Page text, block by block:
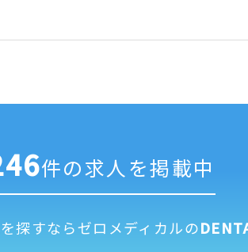
件の求人を掲載中
探すならゼロメディカルの